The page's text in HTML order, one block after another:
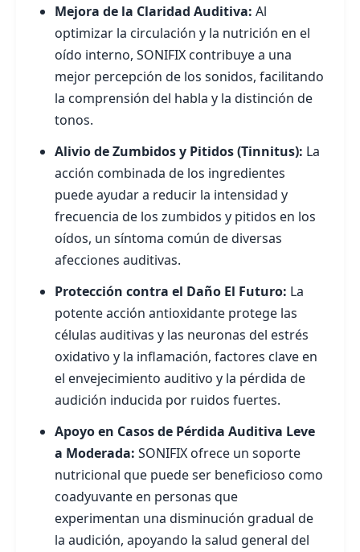
Mejora de la Claridad Auditiva: Al
optimizar la circulación y la nutrición en el
oído interno, SONIFIX contribuye a una
mejor percepción de los sonidos, facilitando
la comprensión del habla y la distinción de
tonos.
Alivio de Zumbidos y Pitidos (Tinnitus): La
acción combinada de los ingredientes
puede ayudar a reducir la intensidad y
frecuencia de los zumbidos y pitidos en los
oídos, un síntoma común de diversas
afecciones auditivas.
Protección contra el Daño El Futuro: La
potente acción antioxidante protege las
células auditivas y las neuronas del estrés
oxidativo y la inflamación, factores clave en
el envejecimiento auditivo y la pérdida de
audición inducida por ruidos fuertes.
Apoyo en Casos de Pérdida Auditiva Leve
a Moderada: SONIFIX ofrece un soporte
nutricional que puede ser beneficioso como
coadyuvante en personas que
experimentan una disminución gradual de
la audición, apoyando la salud general del